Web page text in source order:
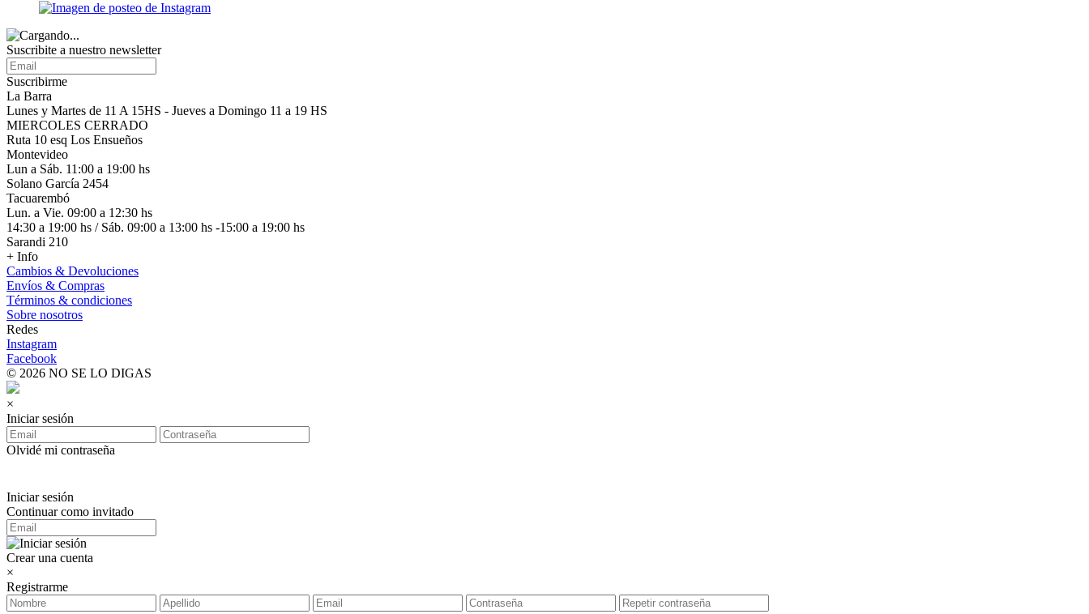
Suscribite a nuestro newsletter
Suscribirme
La Barra
Lunes y Martes de 11 A 15HS - Jueves a Domingo 11 a 19 HS
MIERCOLES CERRADO
Ruta 10 esq Los Ensueños
Montevideo
Lun a Sáb. 11:00 a 19:00 hs
Solano García 2454
Tacuarembó
Lun. a Vie. 09:00 a 12:30 hs
14:30 a 19:00 hs / Sáb. 09:00 a 13:00 hs -15:00 a 19:00 hs
Sarandi 210
+ Info
Cambios & Devoluciones
Envíos & Compras
Términos & condiciones
Sobre nosotros
Redes
Instagram
Facebook
© 2026 NO SE LO DIGAS
×
Iniciar sesión
Olvidé mi contraseña
Iniciar sesión
Continuar como invitado
Crear una cuenta
×
Registrarme